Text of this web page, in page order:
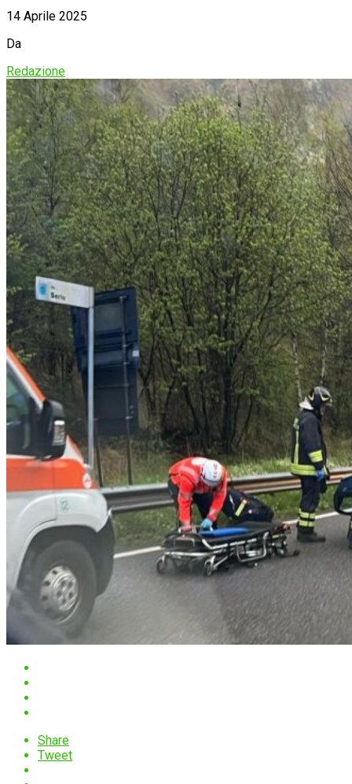
14 Aprile 2025
Da
Redazione
Share
Tweet